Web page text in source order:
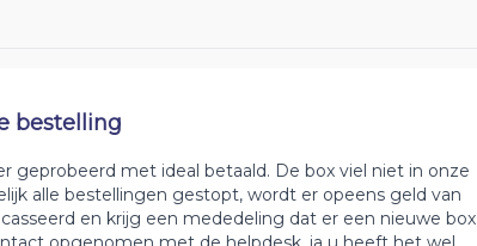
bestelling
geprobeerd met ideal betaald. De box viel niet in onze
alle bestellingen gestopt, wordt er opeens geld van
en krijg een mededeling dat er een nieuwe box